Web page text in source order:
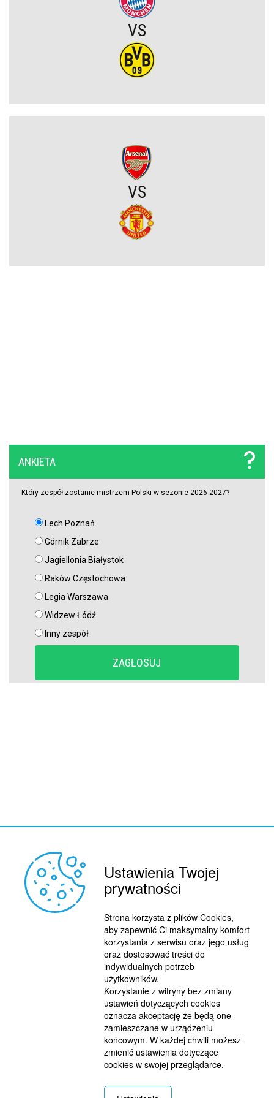
Ustawienia Twojej
prywatności
Strona korzysta z plików Cookies,
aby zapewnić Ci maksymalny komfort
korzystania z serwisu oraz jego usług
oraz dostosować treści do
indywidualnych potrzeb
użytkowników.
Korzystanie z witryny bez zmiany
ustawień dotyczących cookies
oznacza akceptację że będą one
zamieszczane w urządzeniu
końcowym. W każdej chwili możesz
zmienić ustawienia dotyczące
cookies w swojej przeglądarce.
Frustracja w obozie Górnika Zabrze. Trener otwarcie wskazuje
Tłok w ataku Barcelony. Wielki talent zmuszony do szukania
Kosmiczne żądania gwiazdora. Vinicius Junior stawia Real Madryt
Szaleństwo we Włoszech. Rewelacja Serie A wydaje ponad 100
Rozczarowali w tamtym sezonie Premier League, tracą gwiazdy, ale
ogłosili nazwisko nowego trenera. To on ma poukładać klocki
VS
VS
ANKIETA
Który zespół zostanie mistrzem Polski w sezonie 2026-2027?
Lech Poznań
Górnik Zabrze
Jagiellonia Białystok
Raków Częstochowa
Legia Warszawa
Widzew Łódź
Inny zespół
© 2015 BY : FUTBOL.PL. ALL RIGHTS RESERVED.